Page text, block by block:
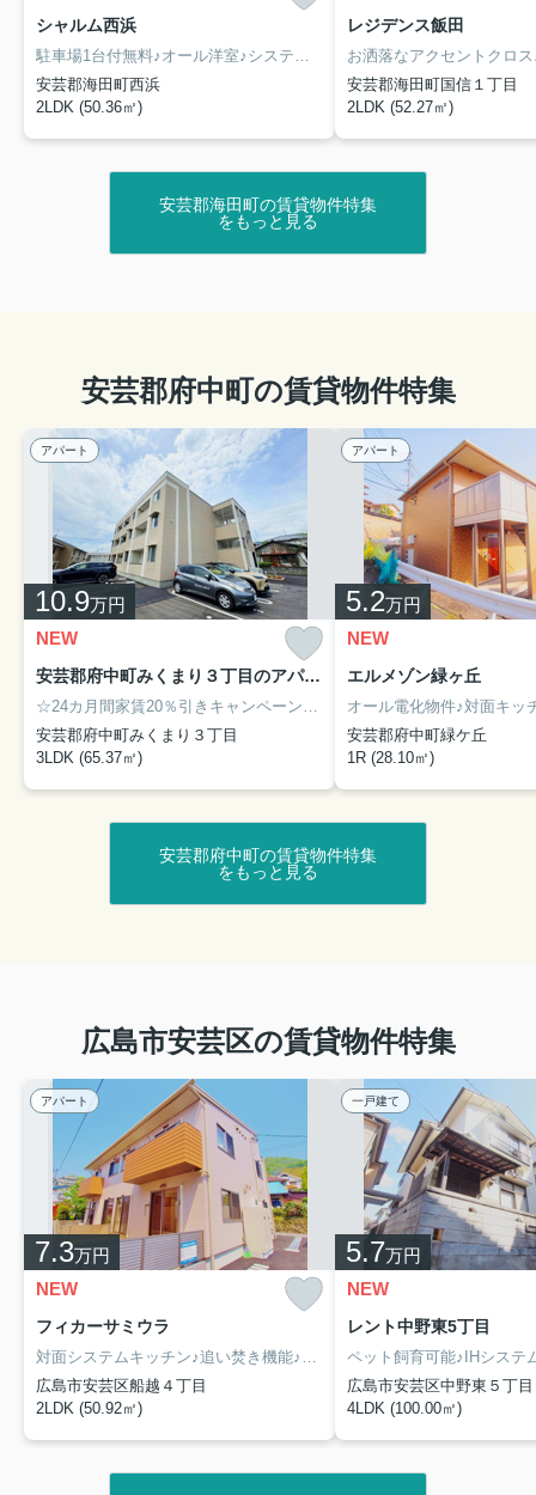
6.5万円
広島県安芸郡府中町大須４丁目
芸備線 矢賀駅 徒歩8分
物件詳細へ
安芸区・安芸郡エリアで賃貸物件をお探しなら、株式会
社サニースポットへお任せください！
お電話はこちらから！！
082-821-5055
・海田町の賃貸物件一覧
▼ブログにて役立ち情報を更新しております！
都市ガスのメリットとデメリットとは？住まい選びのポ
イントを解説
2026.07.21 賃貸物件情報
【新着】安芸郡坂町の賃貸物件です！
坂町坂西の3LDK物件です！こちらの物件なんと坂駅ま
で徒歩3分！独立洗面台に浴室乾燥、さらにインターネ
ットと駐車場代が無料となっておりますΣ(ﾟДﾟ)
シャーメゾンあさがお
9.4万円
広島県安芸郡坂町坂西１丁目
安芸区・安芸郡エリアで賃貸物件をお探しなら、株式会
社サニースポットへお任せください！
▼各エリアの物件一覧はこちらから！！
・安佐南区の賃貸物件一覧
・府中町の賃貸物件一覧
・海田町の賃貸物件一覧
・安芸区の賃貸物件一覧
▼ブログにて役立ち情報を更新しております！
坂駅のファミリー向け賃貸はどんな特徴がある？おすす
め物件や選び方を紹介
シャルム西浜
駐車場1台付無料♪オール洋室♪システムキッチン♪
安芸郡海田町西浜
2LDK (50.36㎡)
レジデンス飯田
安芸郡海田町国信１丁目
2LDK (52.27㎡)
安芸郡海田町の賃貸物件特集
をもっと見る
安芸郡府中町の賃貸物件特集
アパート
10.9万円
NEW
安芸郡府中町みくまり３丁目のアパート
☆24カ月間家賃20％引きキャンペーン中☆最新設備満載♪☆
安芸郡府中町みくまり３丁目
3LDK (65.37㎡)
アパート
5.2万円
NEW
エルメゾン緑ヶ丘
安芸郡府中町緑ケ丘
1R (28.10㎡)
安芸郡府中町の賃貸物件特集
をもっと見る
広島市安芸区の賃貸物件特集
アパート
7.3万円
NEW
フィカーサミウラ
対面システムキッチン♪追い焚き機能♪駐車場1台付無料♪
広島市安芸区船越４丁目
2LDK (50.92㎡)
一戸建て
5.7万円
NEW
レント中野東5丁目
広島市安芸区中野東５丁目
4LDK (100.00㎡)